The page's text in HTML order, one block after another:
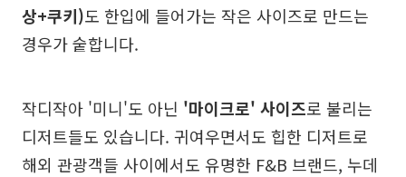
상+쿠키)도 한입에 들어가는 작은 사이즈로 만드는
경우가 숱합니다.
작디작아 '미니'도 아닌 '마이크로' 사이즈로 불리는
디저트들도 있습니다. 귀여우면서도 힙한 디저트로
해외 관광객들 사이에서도 유명한 F&B 브랜드, 누데